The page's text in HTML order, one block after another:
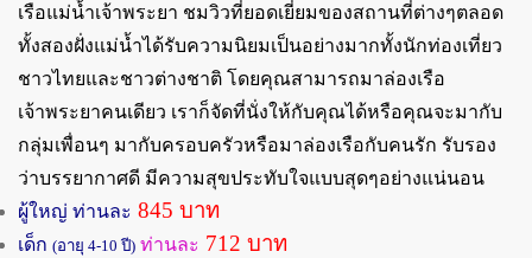
เรือแม่น้ำเจ้าพระยา ชมวิวที่ยอดเยี่ยมของสถานที่ต่างๆตลอด
ทั้งสองฝั่งแม่น้ำได้รับความนิยมเป็นอย่างมากทั้งนักท่องเที่ยว
ชาวไทยและชาวต่างชาติ โดยคุณสามารถมาล่องเรือ
เจ้าพระยาคนเดียว เราก็จัดที่นั่งให้กับคุณได้หรือคุณจะมากับ
กลุ่มเพื่อนๆ มากับครอบครัวหรือมาล่องเรือกับคนรัก รับรอง
ว่าบรรยากาศดี มีความสุขประทับใจแบบสุดๆอย่างแน่นอน
ผู้ใหญ่ ท่านละ 845 บาท
เด็ก (อายุ 4-10 ปี) ท่านละ 712 บาท